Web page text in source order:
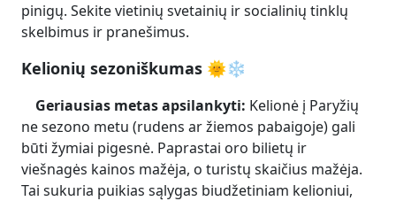
pinigų. Sekite vietinių svetainių ir socialinių tinklų
skelbimus ir pranešimus.
Kelionių sezoniškumas 🌞❄️
Geriausias metas apsilankyti: Kelionė į Paryžių
ne sezono metu (rudens ar žiemos pabaigoje) gali
būti žymiai pigesnė. Paprastai oro bilietų ir
viešnagės kainos mažėja, o turistų skaičius mažėja.
Tai sukuria puikias sąlygas biudžetiniam kelioniui,